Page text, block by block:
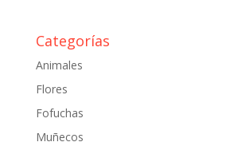
Categorías
Animales
Flores
Fofuchas
Muñecos